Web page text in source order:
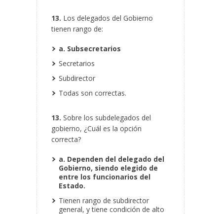
13. Los delegados del Gobierno
tienen rango de:
a. Subsecretarios
Secretarios
Subdirector
Todas son correctas.
13. Sobre los subdelegados del
gobierno, ¿Cuál es la opción
correcta?
a. Dependen del delegado del
Gobierno, siendo elegido de
entre los funcionarios del
Estado.
Tienen rango de subdirector
general, y tiene condición de alto